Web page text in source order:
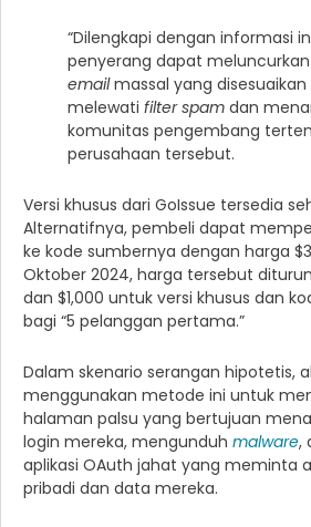
“Dilengkapi dengan informasi
penyerang dapat
emailmassal yang
melewati filter spam dan
komunitas pengembang
perusahaan tersebut.
Versi khusus dari GoIssue tersedia
Alternatifnya, pembeli dapat
ke kode sumbernya dengan harga
Oktober 2024, harga tersebut
dan $1,000 untuk versi khusus dan
bagi “5 pelanggan pertama.”
Dalam skenario serangan hipotetis,
menggunakan metode ini untuk
halaman palsu yang bertujuan
login mereka, mengunduh malware,
aplikasi OAuth jahat yang meminta
pribadi dan data mereka.